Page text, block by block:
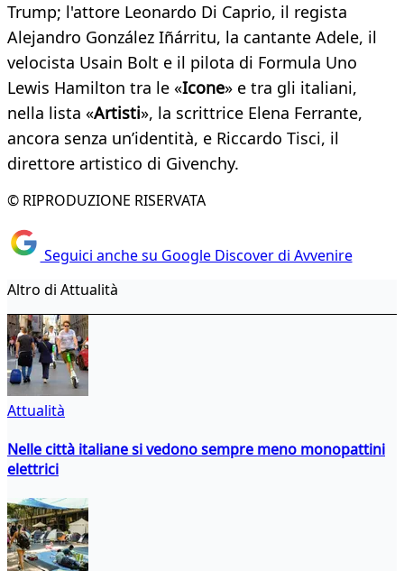
Trump; l'attore Leonardo Di Caprio, il regista
Alejandro González Iñárritu, la cantante Adele, il
velocista Usain Bolt e il pilota di Formula Uno
Lewis Hamilton tra le «Icone» e tra gli italiani,
nella lista «Artisti», la scrittrice Elena Ferrante,
ancora senza un’identità, e Riccardo Tisci, il
direttore artistico di Givenchy.
© RIPRODUZIONE RISERVATA
Seguici anche su Google Discover di Avvenire
Altro di Attualità
Attualità
Nelle città italiane si vedono sempre meno monopattini
elettrici